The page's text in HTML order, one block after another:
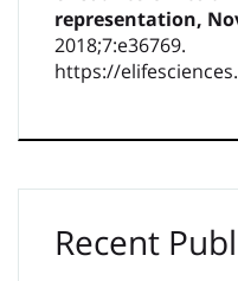
representation,
2018;7:e36769.
https://
Recent